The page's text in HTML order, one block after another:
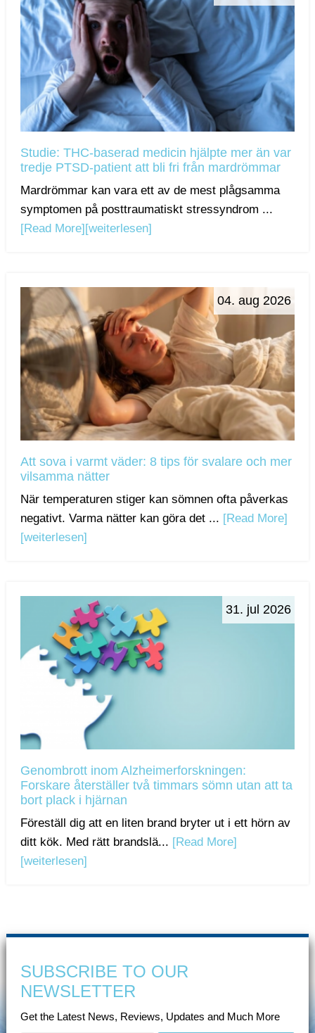
Studie: THC-baserad medicin hjälpte mer än var
tredje PTSD-patient att bli fri från mardrömmar
Mardrömmar kan vara ett av de mest plågsamma
symptomen på posttraumatiskt stressyndrom ...
[Read More] [weiterlesen]
04. aug 2026
Att sova i varmt väder: 8 tips för svalare och mer
vilsamma nätter
När temperaturen stiger kan sömnen ofta påverkas
negativt. Varma nätter kan göra det ... [Read More]
[weiterlesen]
31. jul 2026
Genombrott inom Alzheimerforskningen:
Forskare återställer två timmars sömn utan att ta
bort plack i hjärnan
Föreställ dig att en liten brand bryter ut i ett hörn av
ditt kök. Med rätt brandslä... [Read More]
[weiterlesen]
SUBSCRIBE TO OUR
NEWSLETTER
Get the Latest News, Reviews, Updates and Much More